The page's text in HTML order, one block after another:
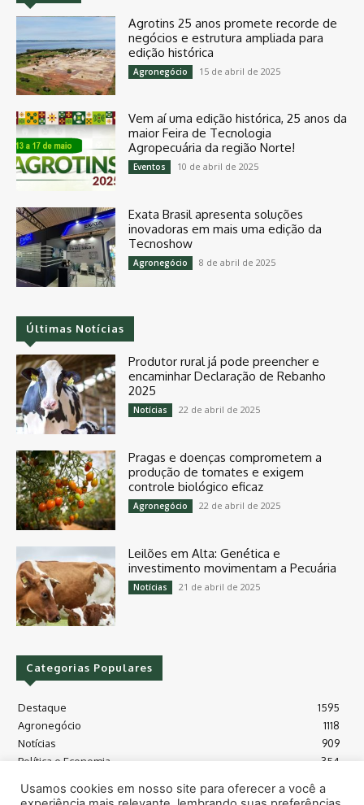
Agrotins 25 anos promete recorde de
negócios e estrutura ampliada para
edição histórica
Agronegócio 15 de abril de 2025
Vem aí uma edição histórica, 25 anos da
maior Feira de Tecnologia
Agropecuária da região Norte!
Eventos 10 de abril de 2025
Exata Brasil apresenta soluções
inovadoras em mais uma edição da
Tecnoshow
Agronegócio 8 de abril de 2025
Últimas Notícias
Produtor rural já pode preencher e
encaminhar Declaração de Rebanho
2025
Notícias 22 de abril de 2025
Pragas e doenças comprometem a
produção de tomates e exigem
controle biológico eficaz
Agronegócio 22 de abril de 2025
Leilões em Alta: Genética e
investimento movimentam a Pecuária
Notícias 21 de abril de 2025
Categorias Populares
Destaque
1595
Agronegócio
1118
Notícias
909
Política e Economia
354
Máquinas e Tecnologia
128
Usamos cookies em nosso site para oferecer a você a